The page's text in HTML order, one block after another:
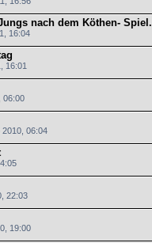
nach dem Köthen-
16:04
16:01
06:00
2010, 06:04
22:03
19:00